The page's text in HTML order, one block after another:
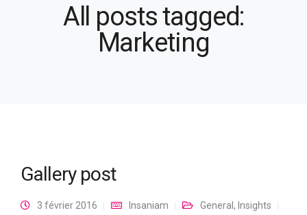
All posts tagged:
Marketing
Gallery post
3 février 2016 Insaniam General , Insights